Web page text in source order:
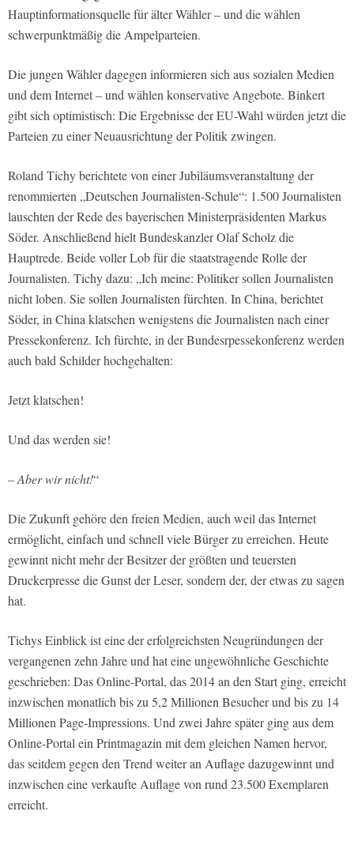
Hauptinformationsquelle für älter Wähler – und die wählen
schwerpunktmäßig die Ampelparteien.
Die jungen Wähler dagegen informieren sich aus sozialen Medien
und dem Internet – und wählen konservative Angebote. Binkert
gibt sich optimistisch: Die Ergebnisse der EU-Wahl würden jetzt die
Parteien zu einer Neuausrichtung der Politik zwingen.
Roland Tichy berichtete von einer Jubiläumsveranstaltung der
renommierten „Deutschen Journalisten-Schule“: 1.500 Journalisten
lauschten der Rede des bayerischen Ministerpräsidenten Markus
Söder. Anschließend hielt Bundeskanzler Olaf Scholz die
Hauptrede. Beide voller Lob für die staatstragende Rolle der
Journalisten. Tichy dazu: „Ich meine: Politiker sollen Journalisten
nicht loben. Sie sollen Journalisten fürchten. In China, berichtet
Söder, in China klatschen wenigstens die Journalisten nach einer
Pressekonferenz. Ich fürchte, in der Bundesrpessekonferenz werden
auch bald Schilder hochgehalten:
Jetzt klatschen!
Und das werden sie!
– Aber wir nicht!“
Die Zukunft gehöre den freien Medien, auch weil das Internet
ermöglicht, einfach und schnell viele Bürger zu erreichen. Heute
gewinnt nicht mehr der Besitzer der größten und teuersten
Druckerpresse die Gunst der Leser, sondern der, der etwas zu sagen
hat.
Tichys Einblick ist eine der erfolgreichsten Neugründungen der
vergangenen zehn Jahre und hat eine ungewöhnliche Geschichte
geschrieben: Das Online-Portal, das 2014 an den Start ging, erreicht
inzwischen monatlich bis zu 5,2 Millionen Besucher und bis zu 14
Millionen Page-Impressions. Und zwei Jahre später ging aus dem
Online-Portal ein Printmagazin mit dem gleichen Namen hervor,
das seitdem gegen den Trend weiter an Auflage dazugewinnt und
inzwischen eine verkaufte Auflage von rund 23.500 Exemplaren
erreicht.